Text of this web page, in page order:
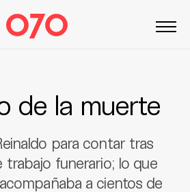
de la muerte
para contar tras
trabajo funerario; lo que
a cientos de